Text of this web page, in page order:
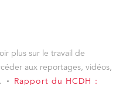
plus sur le travail de
aux reportages, vidéos,
Rapport du HCDH :